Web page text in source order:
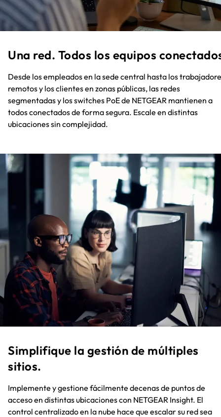
Una red. Todos los equipos
Desde los empleados en la sede central hasta los
remotos y los clientes en zonas públicas, las redes
segmentadas y los switches PoE de NETGEAR mantienen a
todos conectados de forma segura. Escale en distintas
ubicaciones sin complejidad.
Simplifique la gestión de múltiples
sitios.
Implemente y gestione fácilmente decenas de puntos de
acceso en distintas ubicaciones con NETGEAR Insight. El
control centralizado en la nube hace que escalar su red sea